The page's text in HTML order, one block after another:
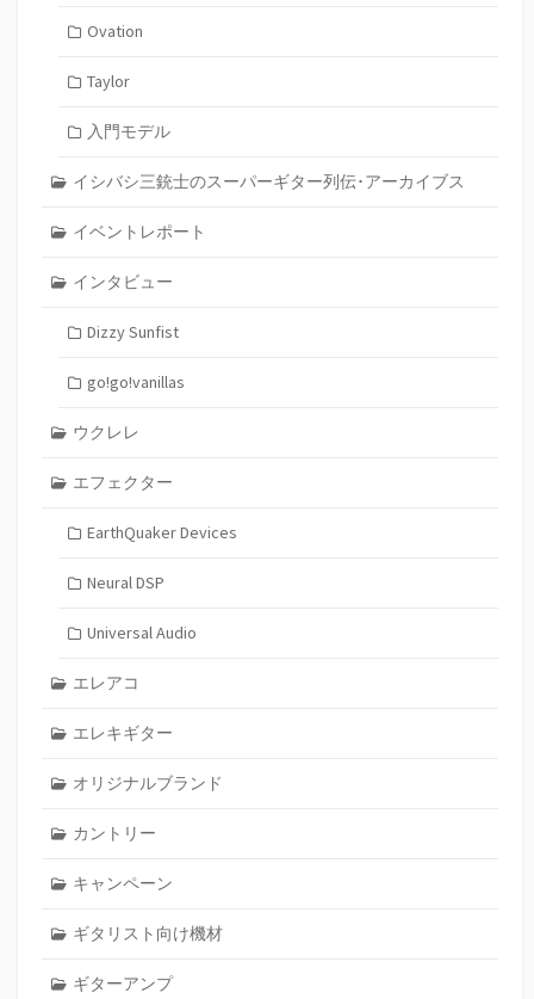
Ovation
Taylor
入門モデル
イシバシ三銃士のスーパーギター列伝･アーカイブス
イベントレポート
インタビュー
Dizzy Sunfist
go!go!vanillas
ウクレレ
エフェクター
EarthQuaker Devices
Neural DSP
Universal Audio
エレアコ
エレキギター
オリジナルブランド
カントリー
キャンペーン
ギタリスト向け機材
ギターアンプ